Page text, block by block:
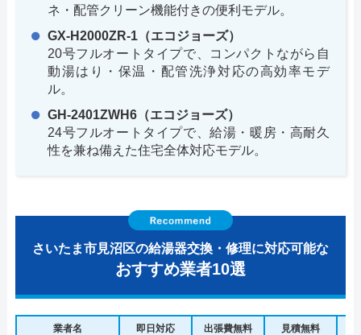
ネ・配管クリーン機能付きの便利モデル。
GX-H2000ZR-1（エコジョーズ）
20号フルオートタイプで、コンパクトながら自
動湯はり・保温・配管洗浄対応の高効率モデ
ル。
GH-2401ZWH6（エコジョーズ）
24号フルオートタイプで、給湯・暖房・高耐久
性を兼ね備えた住宅全体対応モデル。
さいたま市見沼区の給湯器交換・修理に対応可能な
おすすめ業者10選
業者名 即日対応 出張費無料 見積無料